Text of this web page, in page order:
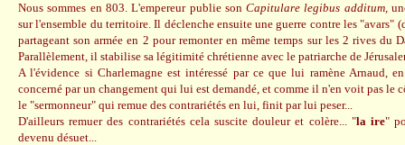
Nous sommes en 803. L'empereur publie sonCapitulare legibus additum,
sur l'ensemble du territoire. Il déclenche ensuite une guerre contre les "avars"
partageant son armée en 2 pour remonter en même temps sur les 2 rives du
Parallèlement, il stabilise sa légitimité chrétienne avec le patriarche de
A l'évidence si Charlemagne est intéressé par ce que lui ramène Arnaud,
concerné par un changement qui lui est demandé, et comme il n'en voit pas le
le "sermonneur" qui remue des contrariétés en lui, finit par lui peser...
D'ailleurs remuer des contrariétés cela suscite douleur et colère... "la ire"
devenu désuet...